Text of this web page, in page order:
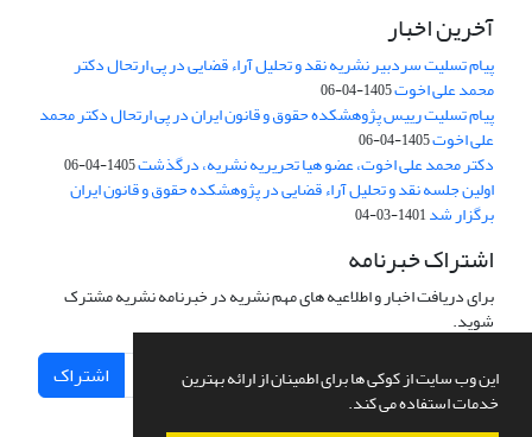
این وب سایت از کوکی ها برای اطمینان از ارائه بهترین
خدمات استفاده می کند.
آخرین اخبار
پیام تسلیت سردبیر نشریه نقد و تحلیل آراء قضایی در پی ارتحال دکتر
محمد علی اخوت1405-04-06
پیام تسلیت رییس پژوهشکده حقوق و قانون ایران در پی ارتحال دکتر محمد
علی اخوت1405-04-06
دکتر محمد علی اخوت، عضو هیا تحریریه نشریه، درگذشت1405-04-06
اولین جلسه نقد و تحلیل آراء قضایی در پژوهشکده حقوق و قانون ایران
برگزار شد1401-03-04
اشتراک خبرنامه
برای دریافت اخبار و اطلاعیه های مهم نشریه در خبرنامه نشریه مشترک
شوید.
اشتراک